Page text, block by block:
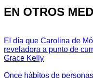
EN OTROS
El día que Carolina de
reveladora a punto de
Grace Kelly
Once hábitos de